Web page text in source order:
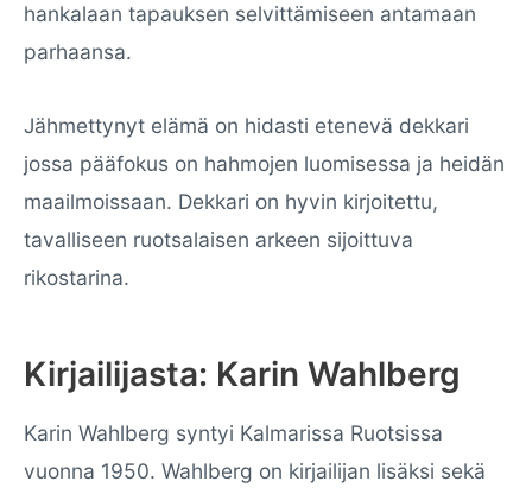
hankalaan tapauksen selvittämiseen antamaan
parhaansa.
Jähmettynyt elämä on hidasti etenevä dekkari
jossa pääfokus on hahmojen luomisessa ja heidän
maailmoissaan. Dekkari on hyvin kirjoitettu,
tavalliseen ruotsalaisen arkeen sijoittuva
rikostarina.
Kirjailijasta: Karin Wahlberg
Karin Wahlberg syntyi Kalmarissa Ruotsissa
vuonna 1950. Wahlberg on kirjailijan lisäksi sekä